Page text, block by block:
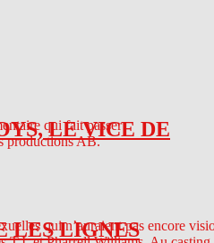
LE VICE DE
LES LIGNES